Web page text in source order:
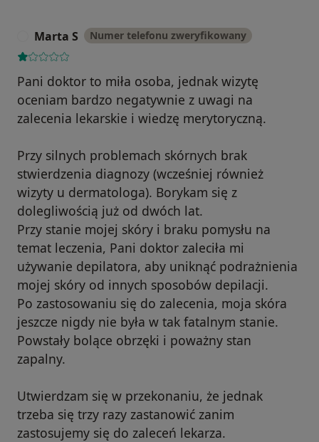
Marta S Numer telefonu zweryfikowany
Pani doktor to miła osoba, jednak wizytę
oceniam bardzo negatywnie z uwagi na
zalecenia lekarskie i wiedzę merytoryczną.
Przy silnych problemach skórnych brak
stwierdzenia diagnozy (wcześniej również
wizyty u dermatologa). Borykam się z
dolegliwością już od dwóch lat.
Przy stanie mojej skóry i braku pomysłu na
temat leczenia, Pani doktor zaleciła mi
używanie depilatora, aby uniknąć podrażnienia
mojej skóry od innych sposobów depilacji.
Po zastosowaniu się do zalecenia, moja skóra
jeszcze nigdy nie była w tak fatalnym stanie.
Powstały bolące obrzęki i poważny stan
zapalny.
Utwierdzam się w przekonaniu, że jednak
trzeba się trzy razy zastanowić zanim
zastosujemy się do zaleceń lekarza.